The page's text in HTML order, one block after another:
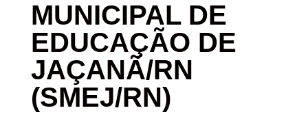
MUNICIPAL DE
EDUCAÇÃO DE
JAÇANÃ/RN
(SMEJ/RN)